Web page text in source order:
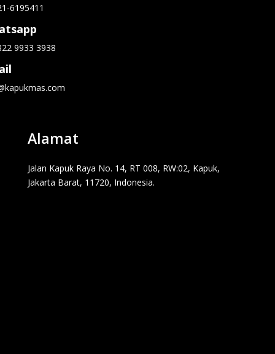
6195411
9933 3938
Alamat
Jalan Kapuk Raya No. 14, RT 008, RW:02, Kapuk,
Jakarta Barat, 11720, Indonesia.